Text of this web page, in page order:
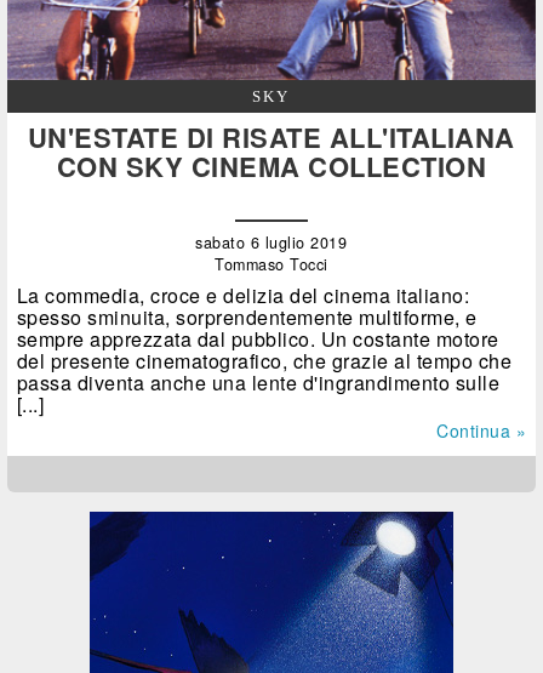
SKY
UN'ESTATE DI RISATE ALL'ITALIANA
CON SKY CINEMA COLLECTION
sabato 6 luglio 2019
Tommaso Tocci
La commedia, croce e delizia del cinema italiano:
spesso sminuita, sorprendentemente multiforme, e
sempre apprezzata dal pubblico. Un costante motore
del presente cinematografico, che grazie al tempo che
passa diventa anche una lente d'ingrandimento sulle
[...]
Continua »